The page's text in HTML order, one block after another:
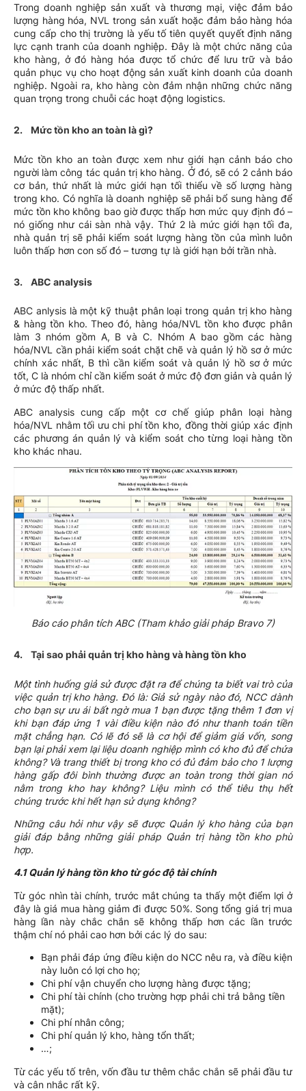
Trong doanh nghiệp sản xuất và thương mại, việc đảm bảo
lượng hàng hóa, NVL trong sản xuất hoặc đảm bảo hàng hóa
cung cấp cho thị trường là yếu tố tiên quyết quyết định năng
lực cạnh tranh của doanh nghiệp. Đây là một chức năng của
kho hàng, ở đó hàng hóa được tổ chức để lưu trữ và bảo
quản phục vụ cho hoạt động sản xuất kinh doanh của doanh
nghiệp. Ngoài ra, kho hàng còn đảm nhận những chức năng
quan trọng trong chuỗi các hoạt động logistics.
2. Mức tồn kho an toàn là gì?
Mức tồn kho an toàn được xem như giới hạn cảnh báo cho
người làm công tác quản trị kho hàng. Ở đó, sẽ có 2 cảnh báo
cơ bản, thứ nhất là mức giới hạn tối thiểu về số lượng hàng
trong kho. Có nghĩa là doanh nghiệp sẽ phải bổ sung hàng để
mức tồn kho không bao giờ được thấp hơn mức quy định đó –
nó giống như cái sàn nhà vậy. Thứ 2 là mức giới hạn tối đa,
nhà quản trị sẽ phải kiểm soát lượng hàng tồn của mình luôn
luôn thấp hơn con số đó – tương tự là giới hạn bởi trần nhà.
3. ABC analysis
ABC anlysis là một kỹ thuật phân loại trong quản trị kho hàng
& hàng tồn kho. Theo đó, hàng hóa/NVL tồn kho được phân
làm 3 nhóm gồm A, B và C. Nhóm A bao gồm các hàng
hóa/NVL cần phải kiểm soát chặt chẽ và quản lý hồ sơ ở mức
chính xác nhất, B thì cần kiểm soát và quản lý hồ sơ ở mức
tốt, C là nhóm chỉ cần kiểm soát ở mức độ đơn giản và quản lý
ở mức độ thấp nhất.
ABC analysis cung cấp một cơ chế giúp phân loại hàng
hóa/NVL nhằm tối ưu chi phí tồn kho, đồng thời giúp xác định
các phương án quản lý và kiểm soát cho từng loại hàng tồn
kho khác nhau.
Báo cáo phân tích ABC (Tham khảo giải pháp Bravo 7)
4. Tại sao phải quản trị kho hàng và hàng tồn kho
Một tình huống giả sử được đặt ra để chúng ta biết vai trò của
việc quản trị kho hàng. Đó là: Giả sử ngày nào đó, NCC dành
cho bạn sự ưu ái bất ngờ mua 1 bạn được tặng thêm 1 đơn vị
khi bạn đáp ứng 1 vài điều kiện nào đó như thanh toán tiền
mặt chẳng hạn. Có lẽ đó sẽ là cơ hội để giảm giá vốn, song
bạn lại phải xem lại liệu doanh nghiệp mình có kho đủ để chứa
không? Và trang thiết bị trong kho có đủ đảm bảo cho 1 lượng
hàng gấp đôi bình thường được an toàn trong thời gian nó
nằm trong kho hay không? Liệu mình có thể tiêu thụ hết
chúng trước khi hết hạn sử dụng không?
Những câu hỏi như vậy sẽ được Quản lý kho hàng của bạn
giải đáp bằng những giải pháp Quản trị hàng tồn kho phù
hợp.
4.1 Quản lý hàng tồn kho từ góc độ tài chính
Từ góc nhìn tài chính, trước mắt chúng ta thấy một điểm lợi ở
đây là giá mua hàng giảm đi được 50%. Song tổng giá trị mua
hàng lần này chắc chắn sẽ không thấp hơn các lần trước
thậm chí nó phải cao hơn bởi các lý do sau:
Bạn phải đáp ứng điều kiện do NCC nêu ra, và điều kiện
này luôn có lợi cho họ;
Chi phí vận chuyển cho lượng hàng được tặng;
Chi phí tài chính (cho trường hợp phải chi trả bằng tiền
mặt);
Chi phí nhân công;
Chi phí quản lý kho, hàng tổn thất;
…;
Từ các yếu tố trên, vốn đầu tư thêm chắc chắn sẽ phải đầu tư
và cân nhắc rất kỹ.